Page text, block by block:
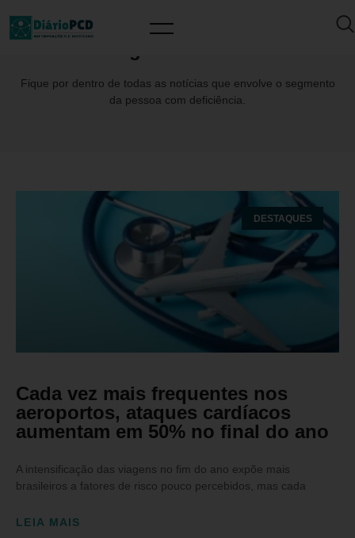
Fique por dentro de todas as notícias que envolve o segmento
da pessoa com deficiência.
DESTAQUES
Cada vez mais frequentes nos
aeroportos, ataques cardíacos
aumentam em 50% no final do ano
A intensificação das viagens no fim do ano expõe mais
brasileiros a fatores de risco pouco percebidos, mas cada
LEIA MAIS